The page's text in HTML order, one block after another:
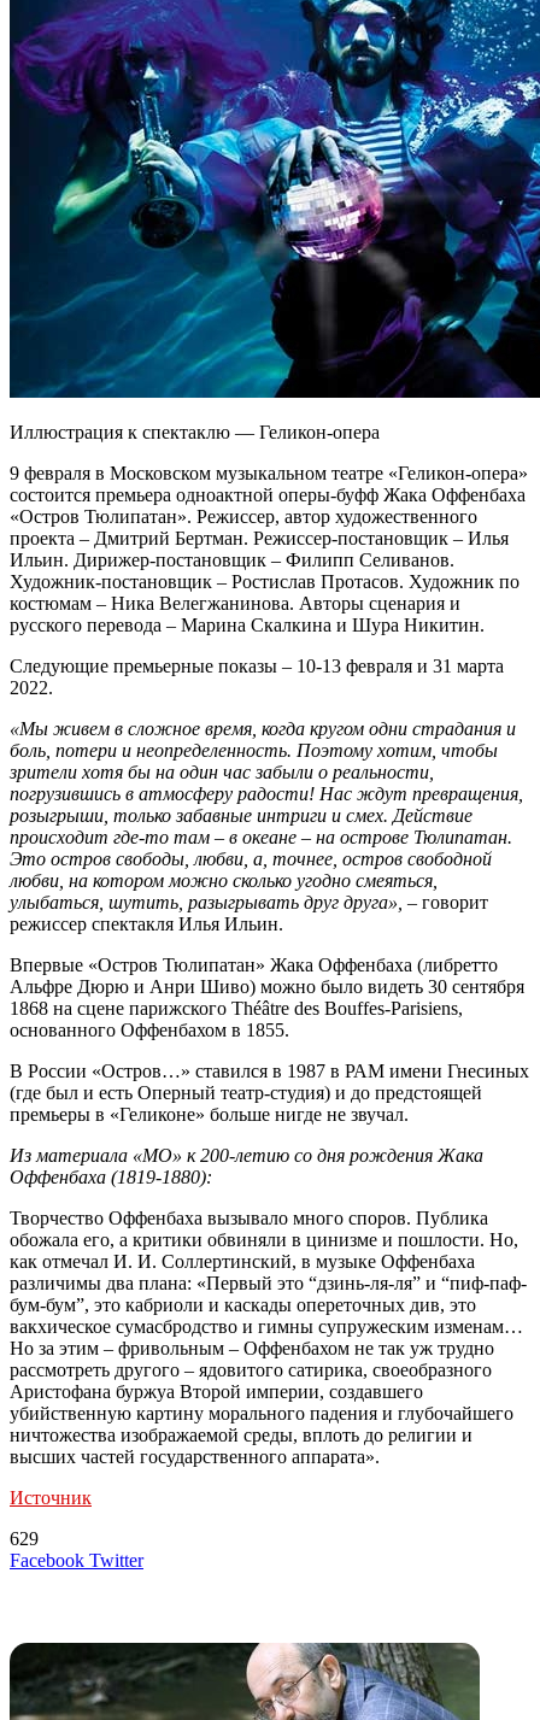
Иллюстрация к спектаклю — Геликон-опера
9 февраля в Московском музыкальном театре «Геликон-опера»
состоится премьера одноактной оперы-буфф Жака Оффенбаха
«Остров Тюлипатан». Режиссер, автор художественного
проекта – Дмитрий Бертман. Режиссер-постановщик – Илья
Ильин. Дирижер-постановщик – Филипп Селиванов.
Художник-постановщик – Ростислав Протасов. Художник по
костюмам – Ника Велегжанинова. Авторы сценария и
русского перевода – Марина Скалкина и Шура Никитин.
Следующие премьерные показы – 10-13 февраля и 31 марта
2022.
«Мы живем в сложное время, когда кругом одни страдания и
боль, потери и неопределенность. Поэтому хотим, чтобы
зрители хотя бы на один час забыли о реальности,
погрузившись в атмосферу радости! Нас ждут превращения,
розыгрыши, только забавные интриги и смех. Действие
происходит где-то там – в океане – на острове Тюлипатан.
Это остров свободы, любви, а, точнее, остров свободной
любви, на котором можно сколько угодно смеяться,
улыбаться, шутить, разыгрывать друг друга», – говорит
режиссер спектакля Илья Ильин.
Впервые «Остров Тюлипатан» Жака Оффенбаха (либретто
Альфре Дюрю и Анри Шиво) можно было видеть 30 сентября
1868 на сцене парижского Théâtre des Bouffes-Parisiens,
основанного Оффенбахом в 1855.
В России «Остров…» ставился в 1987 в РАМ имени Гнесиных
(где был и есть Оперный театр-студия) и до предстоящей
премьеры в «Геликоне» больше нигде не звучал.
Из материала «МО» к 200-летию со дня рождения Жака
Оффенбаха (1819-1880):
Творчество Оффенбаха вызывало много споров. Публика
обожала его, а критики обвиняли в цинизме и пошлости. Но,
как отмечал И. И. Соллертинский, в музыке Оффенбаха
различимы два плана: «Первый это “дзинь-ля-ля” и “пиф-паф-
бум-бум”, это кабриоли и каскады опереточных див, это
вакхическое сумасбродство и гимны супружеским изменам…
Но за этим – фривольным – Оффенбахом не так уж трудно
рассмотреть другого – ядовитого сатирика, своеобразного
Аристофана буржуа Второй империи, создавшего
убийственную картину морального падения и глубочайшего
ничтожества изображаемой среды, вплоть до религии и
высших частей государственного аппарата».
Источник
629
Facebook TwitterLinkedIn
Tumblr
Reddit
Вконтакте
Одноклассники
Skype
Messenger
Messenger
WhatsApp
Telegram
Viber
Line
Поделиться
Печатать